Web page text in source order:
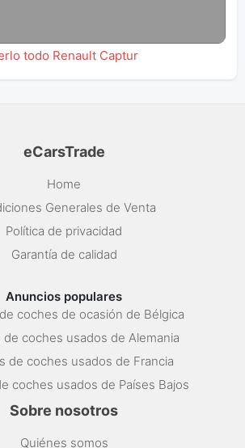
todo Renault Captur
eCarsTrade
Home
Generales de Venta
Política de privacidad
Garantía de calidad
Anuncios populares
coches de ocasión de Bélgica
de coches usados de Alemania
de coches usados de Francia
coches usados de Países Bajos
Sobre nosotros
Quiénes somos